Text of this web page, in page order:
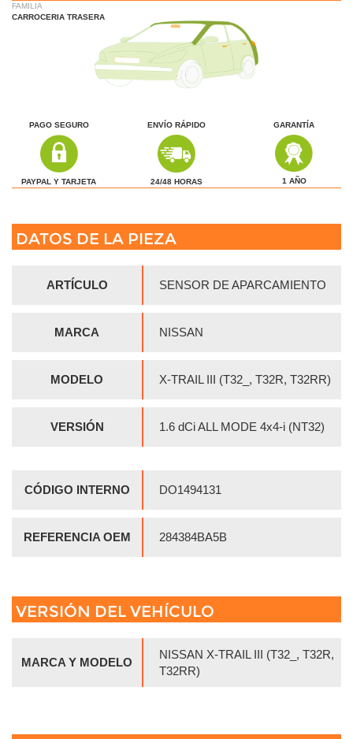
FAMILIA
CARROCERIA TRASERA
PAGO SEGURO
PAYPAL Y TARJETA
ENVÍO RÁPIDO
24/48 HORAS
GARANTÍA
1 AÑO
DATOS DE LA PIEZA
ARTÍCULO SENSOR DE APARCAMIENTO
MARCA NISSAN
MODELO X-TRAIL III (T32_, T32R, T32RR)
VERSIÓN 1.6 dCi ALL MODE 4x4-i (NT32)
CÓDIGO INTERNO DO1494131
REFERENCIA OEM 284384BA5B
VERSIÓN DEL VEHÍCULO
MARCA Y MODELO
NISSAN X-TRAIL III (T32_, T32R,
T32RR)